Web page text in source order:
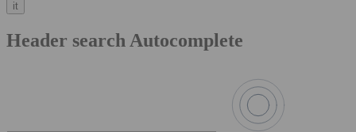
it
Header search Autocomplete